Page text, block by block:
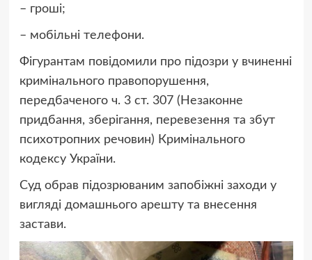
– гроші;
– мобільні телефони.
Фігурантам повідомили про підозри у вчиненні
кримінального правопорушення,
передбаченого ч. 3 ст. 307 (Незаконне
придбання, зберігання, перевезення та збут
психотропних речовин) Кримінального
кодексу України.
Суд обрав підозрюваним запобіжні заходи у
вигляді домашнього арешту та внесення
застави.